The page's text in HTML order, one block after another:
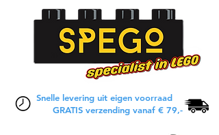
Snelle levering uit eigen voorraad
GRATIS verzending vanaf € 79,-